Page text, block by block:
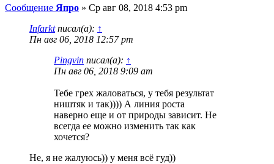
Сообщение Япро » Ср авг 08, 2018 4:53 pm
Infarktписал(а): ↑
Пн авг 06, 2018 12:57 pm
Pingvin писал(а): ↑
Пн авг 06, 2018 9:09 am
Тебе грех жаловаться, у тебя результат
ништяк и так)))) А линия роста
наверно еще и от природы зависит. Не
всегда ее можно изменить так как
хочется?
Не, я не жалуюсь)) у меня всё гуд))